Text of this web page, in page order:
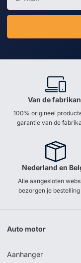
Van de
100% origineel
garantie van de
Nederland en
Alle aangesloten
bezorgen je bestelling
Auto motor
Aanhanger